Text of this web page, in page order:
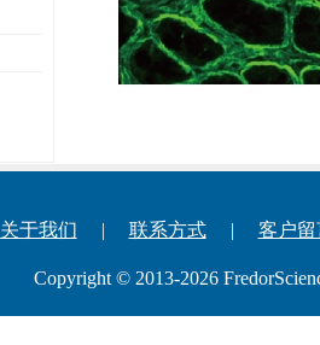
关于我们 | 联系方式 | 客户留
Copyright © 2013-2026